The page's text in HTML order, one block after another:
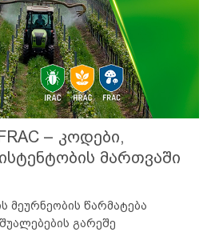
– კოდები,
მართვაში
წარმატება
გარეშე